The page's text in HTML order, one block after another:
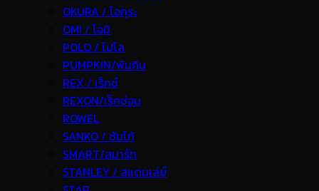
OKURA / โอกุระ
OMI / โอมิ
POLO / โปโล
PUMPKIN/พัมคิน
REX / เร็กช์
REXON/เร็กซ่อน
ROWEL
SANKO / ซันโก้
SMART/สมาร์ท
STANLEY / สแตนเล่ย์